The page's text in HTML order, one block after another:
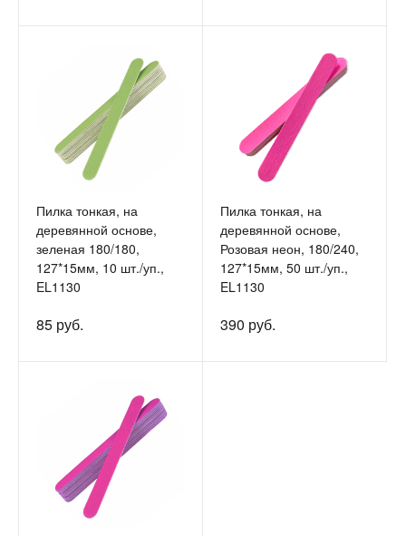
Пилка тонкая, на
деревянной основе,
зеленая 180/180,
127*15мм, 10 шт./уп.,
EL1130
85 руб.
Пилка тонкая, на
деревянной основе,
Розовая неон, 180/240,
127*15мм, 50 шт./уп.,
EL1130
390 руб.